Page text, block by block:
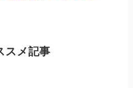
スメ記事